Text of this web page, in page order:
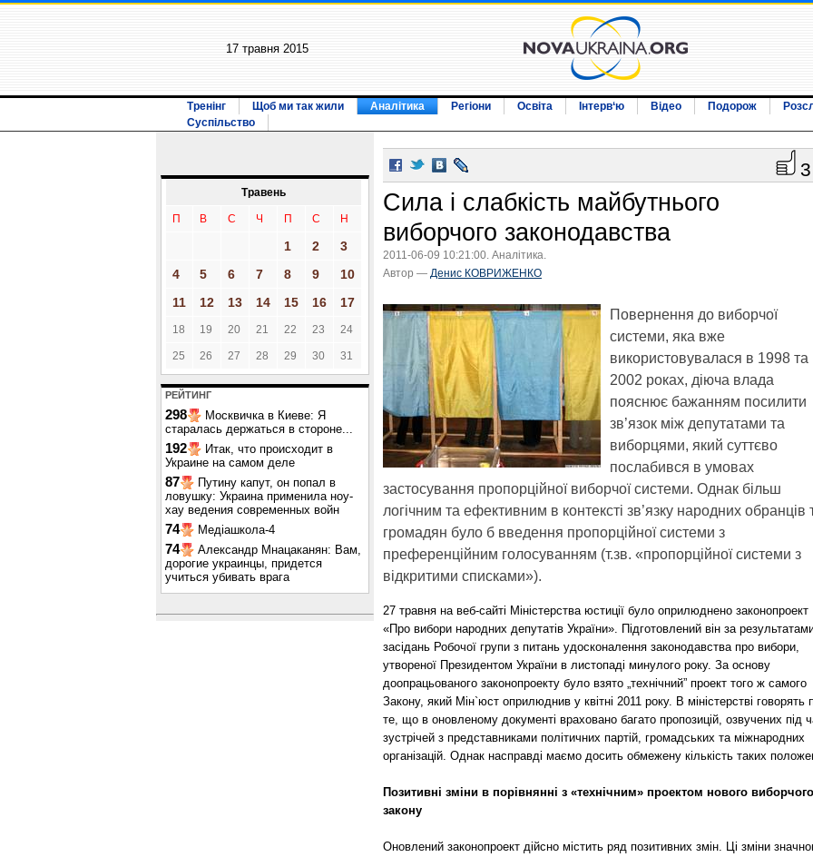
17 травня 2015
Тренінг Щоб ми так жили Аналітика Регіони Освіта Інтерв‘ю Відео Подорож
Суспільство
Травень
П В С Ч П С Н
1 2
3
4
5 6 7 8 9
10
11
12 13 14 15 16 17
18 19 20 21 22 23 24
25 26 27 28 29 30 31
РЕЙТИНГ
298
Москвичка в Киеве: Я
старалась держаться в стороне...
192
Итак, что происходит в
Украине на самом деле
87
Путину капут, он попал в
ловушку: Украина применила ноу-
хау ведения современных войн
74 Медіашкола-4
74
Александр Мнацаканян: Вам,
дорогие украинцы, придется
учиться убивать врага
3
Сила і слабкість майбутнього
виборчого законодавства
2011-06-09 10:21:00. Аналітика.
Автор — Денис КОВРИЖЕНКО
Повернення до виборчої
системи, яка вже
використовувалася в 1998 та
2002 роках, діюча влада
пояснює бажанням посилити
зв’язок між депутатами та
виборцями, який суттєво
послабився в умовах
застосування пропорційної виборчої системи. Однак більш
логічним та ефективним в контексті зв’язку народних обранців
громадян було б введення пропорційної системи з
преференційним голосуванням (т.зв. «пропорційної системи з
відкритими списками»).
27 травня на веб-сайті Міністерства юстиції було оприлюднено законопроект
«Про вибори народних депутатів України». Підготовлений він за
засідань Робочої групи з питань удосконалення законодавства про вибори,
утвореної Президентом України в листопаді минулого року. За основу
доопрацьованого законопроекту було взято „технічний” проект того ж самого
Закону, який Мін`юст оприлюднив у квітні 2011 року. В міністерстві говорять
те, що в оновленому документі враховано багато пропозицій, озвучених під
зустрічей з представниками політичних партій, громадських та міжнародних
організацій. Однак насправді маємо досить обмежену кількість таких
Позитивні зміни в порівнянні з «технічним» проектом нового виборчого
закону
Оновлений законопроект дійсно містить ряд позитивних змін. Ці зміни